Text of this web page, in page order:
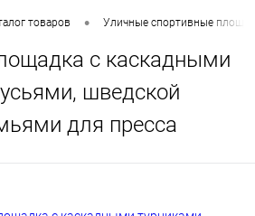
товаров • Уличные спортивные
с каскадными
шведской
для пресса